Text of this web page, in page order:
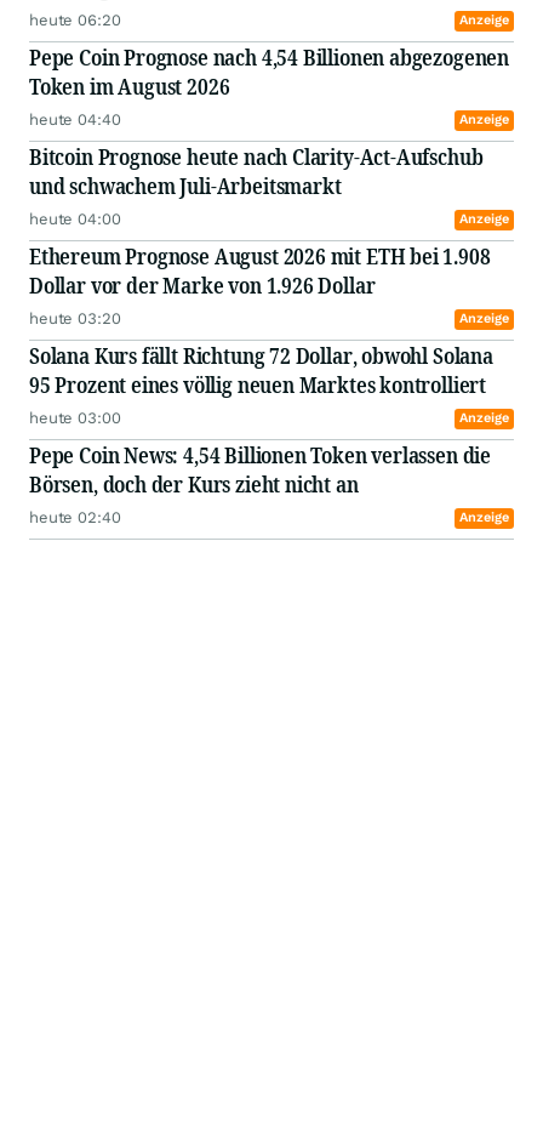
heute 06:20 Anzeige
Pepe Coin Prognose nach 4,54 Billionen abgezogenen
Token im August 2026
heute 04:40 Anzeige
Bitcoin Prognose heute nach Clarity-Act-Aufschub
und schwachem Juli-Arbeitsmarkt
heute 04:00 Anzeige
Ethereum Prognose August 2026 mit ETH bei 1.908
Dollar vor der Marke von 1.926 Dollar
heute 03:20 Anzeige
Solana Kurs fällt Richtung 72 Dollar, obwohl Solana
95 Prozent eines völlig neuen Marktes kontrolliert
heute 03:00 Anzeige
Pepe Coin News: 4,54 Billionen Token verlassen die
Börsen, doch der Kurs zieht nicht an
heute 02:40 Anzeige